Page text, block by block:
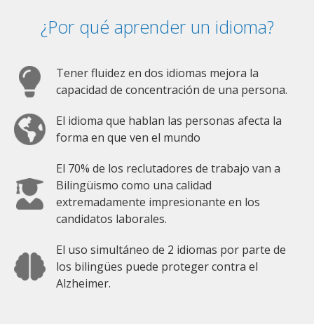
¿Por qué aprender un idioma?
Tener fluidez en dos idiomas mejora la
capacidad de concentración de una persona.
El idioma que hablan las personas afecta la
forma en que ven el mundo
El 70% de los reclutadores de trabajo van a
Bilingüismo como una calidad
extremadamente impresionante en los
candidatos laborales.
El uso simultáneo de 2 idiomas por parte de
los bilingües puede proteger contra el
Alzheimer.